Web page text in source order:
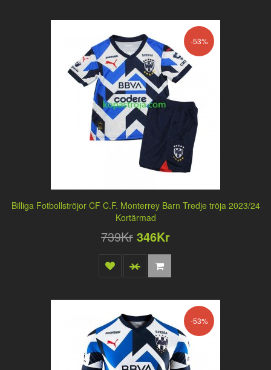
-53%
Billiga Fotbollströjor CF C.F. Monterrey Barn Tredje tröja 2023/24
Kortärmad
739Kr 346Kr
-53%